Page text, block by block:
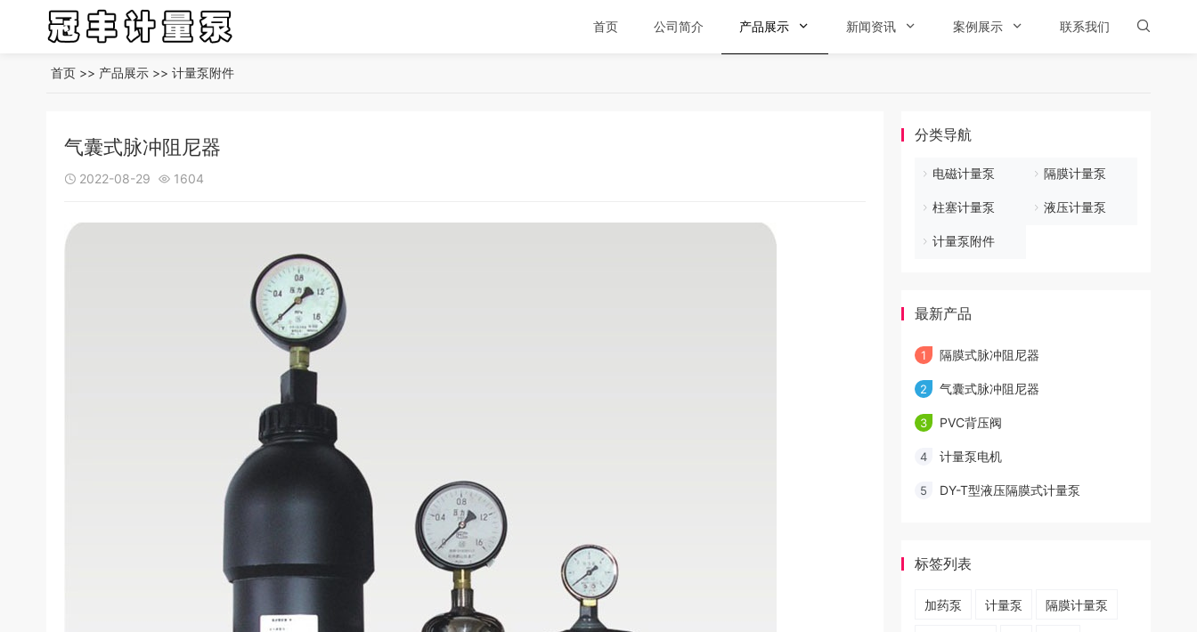

首页 公司简介 产品展示  新闻资讯  案例展示  联系我们
首页 >> 产品展示 >> 计量泵附件
气囊式脉冲阻尼器
 2022-08-29  1604
分类导航
电磁计量泵 隔膜计量泵
柱塞计量泵 液压计量泵
计量泵附件
最新产品
1 隔膜式脉冲阻尼器
2 气囊式脉冲阻尼器
3 PVC背压阀
4 计量泵电机
5 DY-T型液压隔膜式计量泵
标签列表
加药泵 计量泵 隔膜计量泵